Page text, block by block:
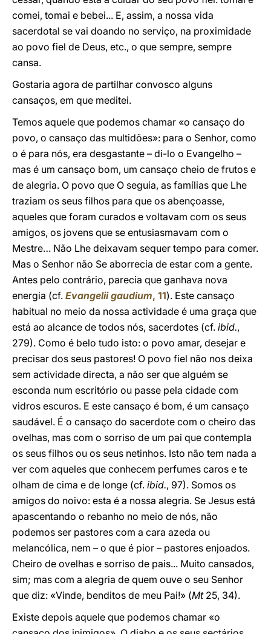
comei, tomai e bebei... E, assim, a nossa vida
sacerdotal se vai doando no serviço, na proximidade
ao povo fiel de Deus, etc., o que sempre, sempre
cansa.
Gostaria agora de partilhar convosco alguns
cansaços, em que meditei.
Temos aquele que podemos chamar «o cansaço do
povo, o cansaço das multidões»: para o Senhor, como
o é para nós, era desgastante – di-lo o Evangelho –
mas é um cansaço bom, um cansaço cheio de frutos e
de alegria. O povo que O seguia, as famílias que Lhe
traziam os seus filhos para que os abençoasse,
aqueles que foram curados e voltavam com os seus
amigos, os jovens que se entusiasmavam com o
Mestre… Não Lhe deixavam sequer tempo para comer.
Mas o Senhor não Se aborrecia de estar com a gente.
Antes pelo contrário, parecia que ganhava nova
energia (cf. Evangelii gaudium, 11). Este cansaço
habitual no meio da nossa actividade é uma graça que
está ao alcance de todos nós, sacerdotes (cf. ibid.,
279). Como é belo tudo isto: o povo amar, desejar e
precisar dos seus pastores! O povo fiel não nos deixa
sem actividade directa, a não ser que alguém se
esconda num escritório ou passe pela cidade com
vidros escuros. E este cansaço é bom, é um cansaço
saudável. É o cansaço do sacerdote com o cheiro das
ovelhas, mas com o sorriso de um pai que contempla
os seus filhos ou os seus netinhos. Isto não tem nada a
ver com aqueles que conhecem perfumes caros e te
olham de cima e de longe (cf. ibid., 97). Somos os
amigos do noivo: esta é a nossa alegria. Se Jesus está
apascentando o rebanho no meio de nós, não
podemos ser pastores com a cara azeda ou
melancólica, nem – o que é pior – pastores enjoados.
Cheiro de ovelhas e sorriso de pais... Muito cansados,
sim; mas com a alegria de quem ouve o seu Senhor
que diz: «Vinde, benditos de meu Pai!» (Mt25, 34).
Existe depois aquele que podemos chamar «o